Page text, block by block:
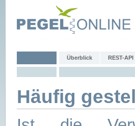
Überblick REST-API
Häufig